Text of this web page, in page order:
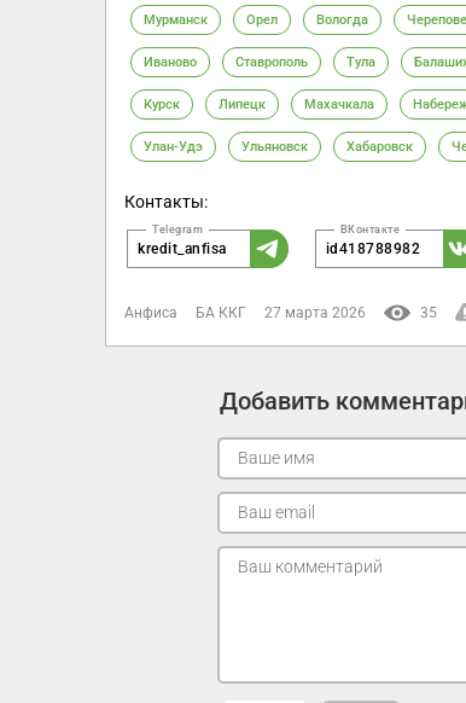
Мурманск Орел Вологда
Иваново Ставрополь Тула
Курск Липецк Махачкала
Улан-Удэ Ульяновск Хабаровск
Контакты:
kredit_anfisa id418788982
Анфиса БА ККГ 27 марта 2026 35
Добавить